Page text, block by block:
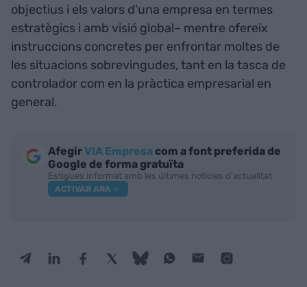
objectius i els valors d'una empresa en termes
estratègics i amb visió global– mentre ofereix
instruccions concretes per enfrontar moltes de
les situacions sobrevingudes, tant en la tasca de
controlador com en la pràctica empresarial en
general.
AfegirVIA Empresa com a font preferida de
Google de forma gratuïta
Estigues informat amb les últimes notícies d'actualitat
ACTIVAR ARA